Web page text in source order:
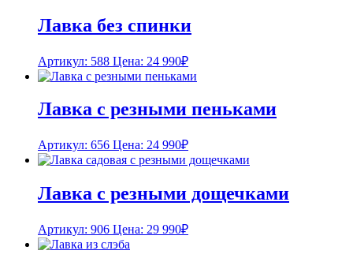
Лавка без спинки
Артикул: 588 Цена: 24 990₽
Лавка с резными пеньками
Артикул: 656 Цена: 24 990₽
Лавка с резными дощечками
Артикул: 906 Цена: 29 990₽